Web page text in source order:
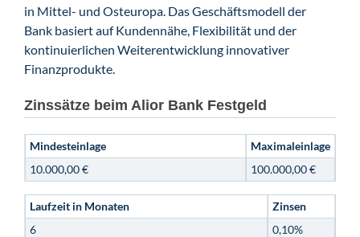
in Mittel- und Osteuropa. Das Geschäftsmodell der
Bank basiert auf Kundennähe, Flexibilität und der
kontinuierlichen Weiterentwicklung innovativer
Finanzprodukte.
Zinssätze beim Alior Bank Festgeld
Mindesteinlage
Maximaleinlage
10.000,00 €
100.000,00 €
Laufzeit in Monaten
Zinsen
6
0,10%